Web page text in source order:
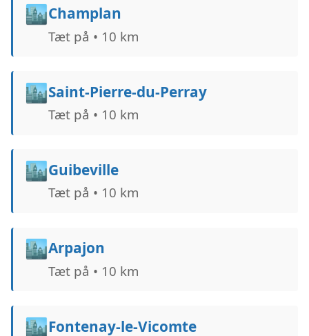
🏙️Champlan
Tæt på • 10 km
🏙️Saint-Pierre-du-Perray
Tæt på • 10 km
🏙️Guibeville
Tæt på • 10 km
🏙️Arpajon
Tæt på • 10 km
🏙️Fontenay-le-Vicomte